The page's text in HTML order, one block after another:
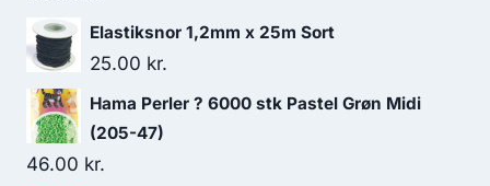
Elastiksnor 1,2mm x 25m Sort
25.00 kr.
Hama Perler ? 6000 stk Pastel Grøn Midi
(205-47)
46.00 kr.